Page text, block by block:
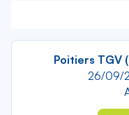
Poitiers TGV
26/09/